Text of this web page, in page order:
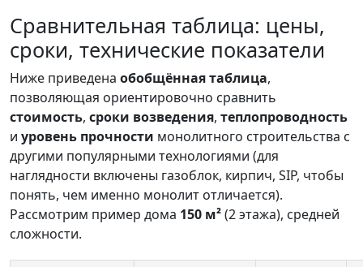
Сравнительная таблица: цены,
сроки, технические показатели
Ниже приведена обобщённая таблица,
позволяющая ориентировочно сравнить
стоимость, сроки возведения, теплопроводность
и уровень прочности монолитного строительства с
другими популярными технологиями (для
наглядности включены газоблок, кирпич, SIP, чтобы
понять, чем именно монолит отличается).
Рассмотрим пример дома 150 м²(2 этажа), средней
сложности.